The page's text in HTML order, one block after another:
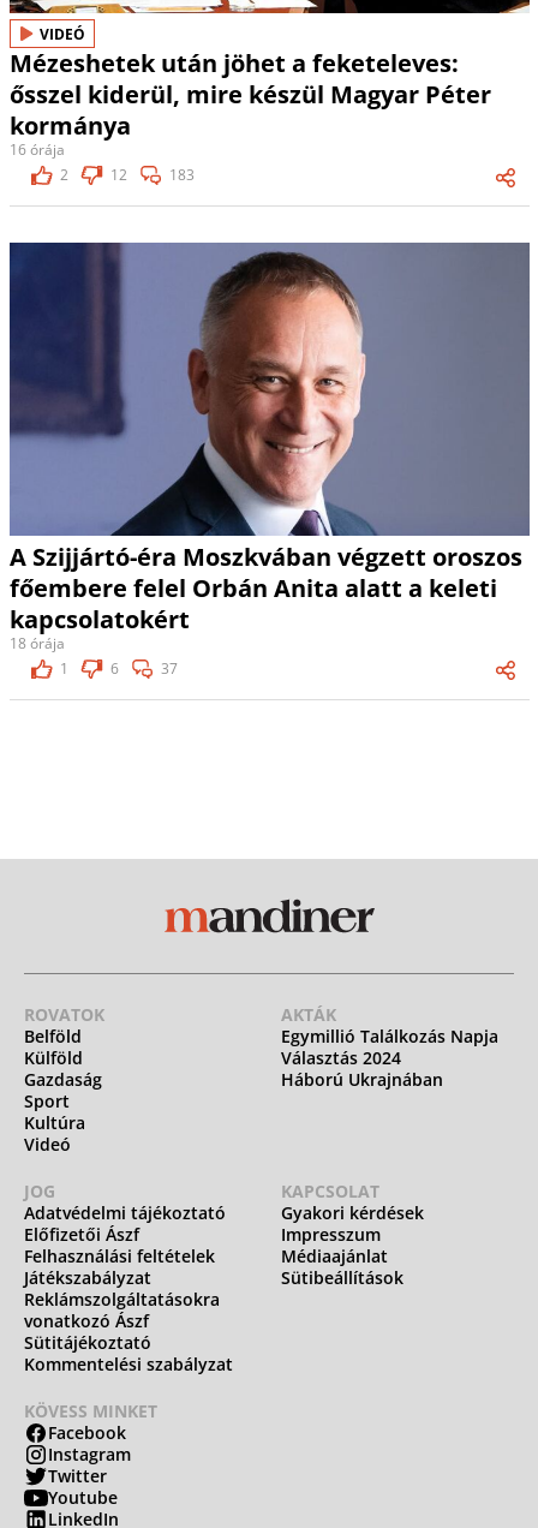
VIDEÓ
Mézeshetek után jöhet a feketeleves:
ősszel kiderül, mire készül Magyar Péter
kormánya
16 órája
2
12 183
A Szijjártó-éra Moszkvában végzett oroszos
főembere felel Orbán Anita alatt a keleti
kapcsolatokért
18 órája
1
6 37
ROVATOK
Belföld
Külföld
Gazdaság
Sport
Kultúra
Videó
AKTÁK
Egymillió Találkozás Napja
Választás 2024
Háború Ukrajnában
JOG
Adatvédelmi tájékoztató
Előfizetői Ászf
Felhasználási feltételek
Játékszabályzat
Reklámszolgáltatásokra
vonatkozó Ászf
Sütitájékoztató
Kommentelési szabályzat
KAPCSOLAT
Gyakori kérdések
Impresszum
Médiaajánlat
Sütibeállítások
KÖVESS MINKET
Facebook
Instagram
Twitter
Youtube
LinkedIn